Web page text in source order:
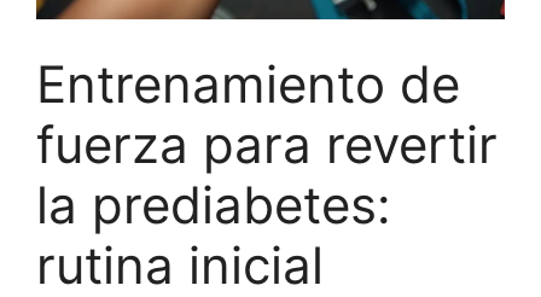
Entrenamiento de
fuerza para revertir
la prediabetes:
rutina inicial